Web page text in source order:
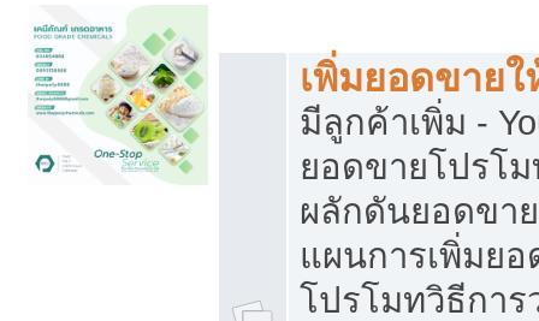
เพิ่มยอดขายใ
มีลูกค้าเพิ่ม -
ยอดขายโปรโ
ผลักดันยอดขา
แผนการเพิ่มย
โปรโมทวิธีการ